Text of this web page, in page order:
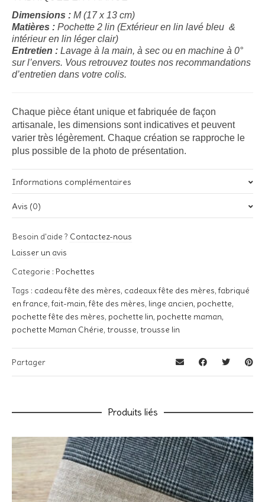
Dimensions : M (17 x 13 cm)
Matières : Pochette 2 lin (Extérieur en lin lavé bleu &
intérieur en lin léger clair)
Entretien : Lavage à la main, à sec ou en machine à 0°
sur l’envers. Vous retrouvez toutes nos recommandations
d’entretien dans votre colis.
Chaque pièce étant unique et fabriquée de façon
artisanale, les dimensions sont indicatives et peuvent
varier très légèrement. Chaque création se rapproche le
plus possible de la photo de présentation.
Informations complémentaires
Poids
Avis (0)
Soyez le premier à laisser votre avis sur “Pochette « Maman
Chérie »”
obligatoires sont indiqués avec*
Votre note *
Votre avis *
*
Besoin d'aide ? Contactez-nous
Laisser un avis
Categorie : Pochettes
Tags : cadeau fête des mères, cadeaux fête des mères, fabriqué
en france, fait-main, fête des mères, linge ancien, pochette,
pochette fête des mères, pochette lin, pochette maman,
pochette Maman Chérie, trousse, trousse lin
Partager
Produits liés